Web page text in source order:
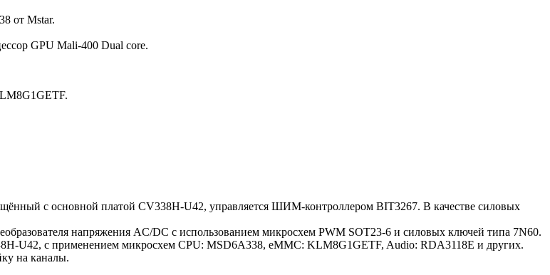
от Mstar.
GPU Mali-400 Dual core.
с основной платой CV338H-U42, управляется ШИМ-контроллером BIT3267. В качестве силовых
напряжения AC/DC c использованием микросхем PWM SOT23-6 и силовых ключей типа 7N60.
U42, с применением микросхем CPU: MSD6A338, eMMC: KLM8G1GETF, Audio: RDA3118E и других.
на каналы.